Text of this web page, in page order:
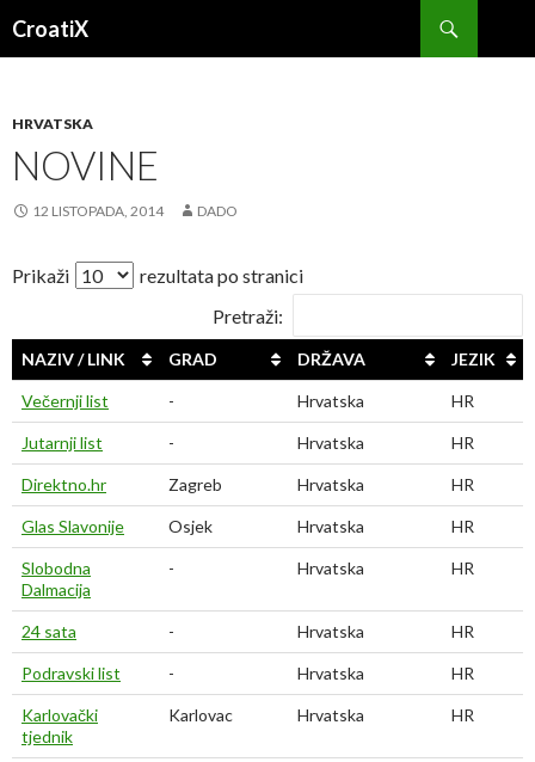
CroatiX
HRVATSKA
NOVINE
12 LISTOPADA, 2014 DADO
Prikaži
rezultata po stranici
Pretraži:
NAZIV / LINK GRAD DRŽAVA JEZIK
Večernji list - Hrvatska HR
Jutarnji list - Hrvatska HR
Direktno.hr Zagreb Hrvatska HR
Glas Slavonije Osjek Hrvatska HR
Slobodna
Dalmacija
- Hrvatska HR
24 sata - Hrvatska HR
Podravski list - Hrvatska HR
Karlovački
tjednik
Karlovac Hrvatska HR